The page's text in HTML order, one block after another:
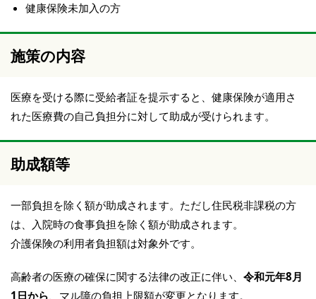
健康保険未加入の方
施策の内容
医療を受ける際に受給者証を提示すると、健康保険が適用さ
れた医療費の自己負担分に対して助成が受けられます。
助成額等
一部負担を除く額が助成されます。ただし住民税非課税の方
は、入院時の食事負担を除く額が助成されます。
介護保険の利用者負担額は対象外です。
高齢者の医療の確保に関する法律の改正に伴い、 令和元年8月
1日から、マル障の負担上限額が変更となります。